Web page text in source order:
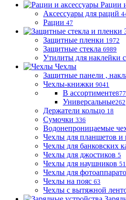
Рации
Аксессуары для раций
Рации 47
Защитные пленки 1972
Защитные стекла 6989
Утилиты для наклейки
Чехлы
Защитные панели ,
Чехлы-книжки 9041
В ассортименте
Универсальные262
Держатели кольцо 18
Сумочки 336
Водонепроницаемые
Чехлы для планшетов и
Чехлы для банковских
Чехлы для джостиков 5
Чехлы для наушников
Чехлы для
Чехлы на пояс 63
Чехлы с вытяжной